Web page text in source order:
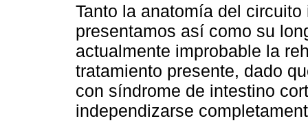
Tanto la anatomía del
presentamos así como su
actualmente improbable la
tratamiento presente, dado
con síndrome de intestino
independizarse